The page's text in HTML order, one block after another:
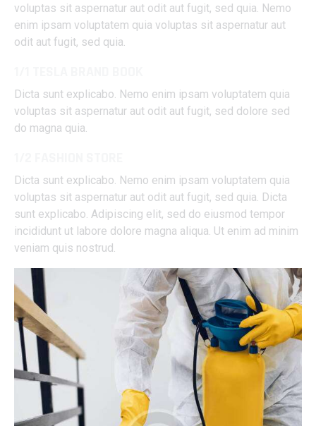
voluptas sit aspernatur aut odit aut fugit, sed quia. Nemo
enim ipsam voluptatem quia voluptas sit aspernatur aut
odit aut fugit, sed quia.
Dicta sunt explicabo. Nemo enim ipsam voluptatem quia
voluptas sit aspernatur aut odit aut fugit, sed dolore sed
do magna quia.
Dicta sunt explicabo. Nemo enim ipsam voluptatem quia
voluptas sit aspernatur aut odit aut fugit, sed quia. Dicta
sunt explicabo. Adipiscing elit, sed do eiusmod tempor
incididunt ut labore dolore magna aliqua. Ut enim ad minim
veniam quis nostrud.